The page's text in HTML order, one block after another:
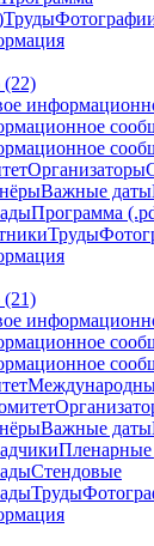
Труды
(22)
Организаторы
Важные даты
Программа
Труды
(21)
Важные даты
Стендовые
Труды